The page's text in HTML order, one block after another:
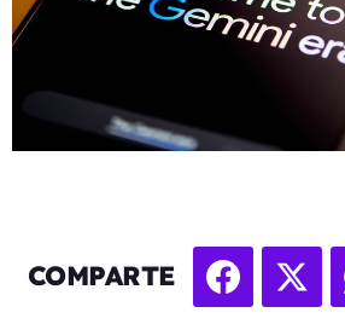
COMPARTE